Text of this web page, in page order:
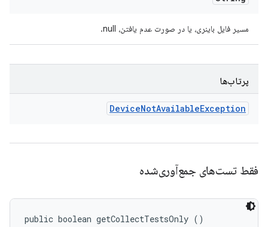
مسیر فایل باینری، یا در صورت عدم یافتن، null.
پرتاب‌ها
DeviceNotAvailableException
فقط تست‌های جمع‌آوری‌شده
public boolean getCollectTestsOnly ()